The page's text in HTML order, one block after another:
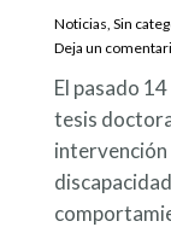
Noticias Sin
Deja un
El pasado
tesis
intervención